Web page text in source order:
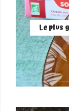
Le plus